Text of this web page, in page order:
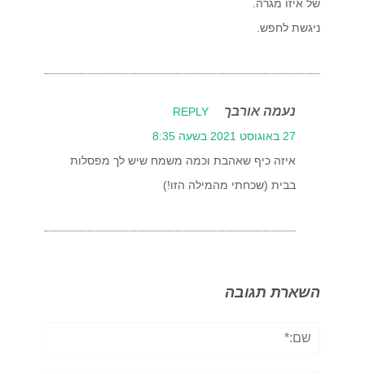
של איזו מגרה.
ניגשת לחפש.
נעמה אורבך
REPLY
27 באוגוסט 2021 בשעה 8:35
איזה כיף שאהבת וכמה משמח שיש לך מפסלות
בבית (שכחתי מהמילה הזו!)
השארת תגובה